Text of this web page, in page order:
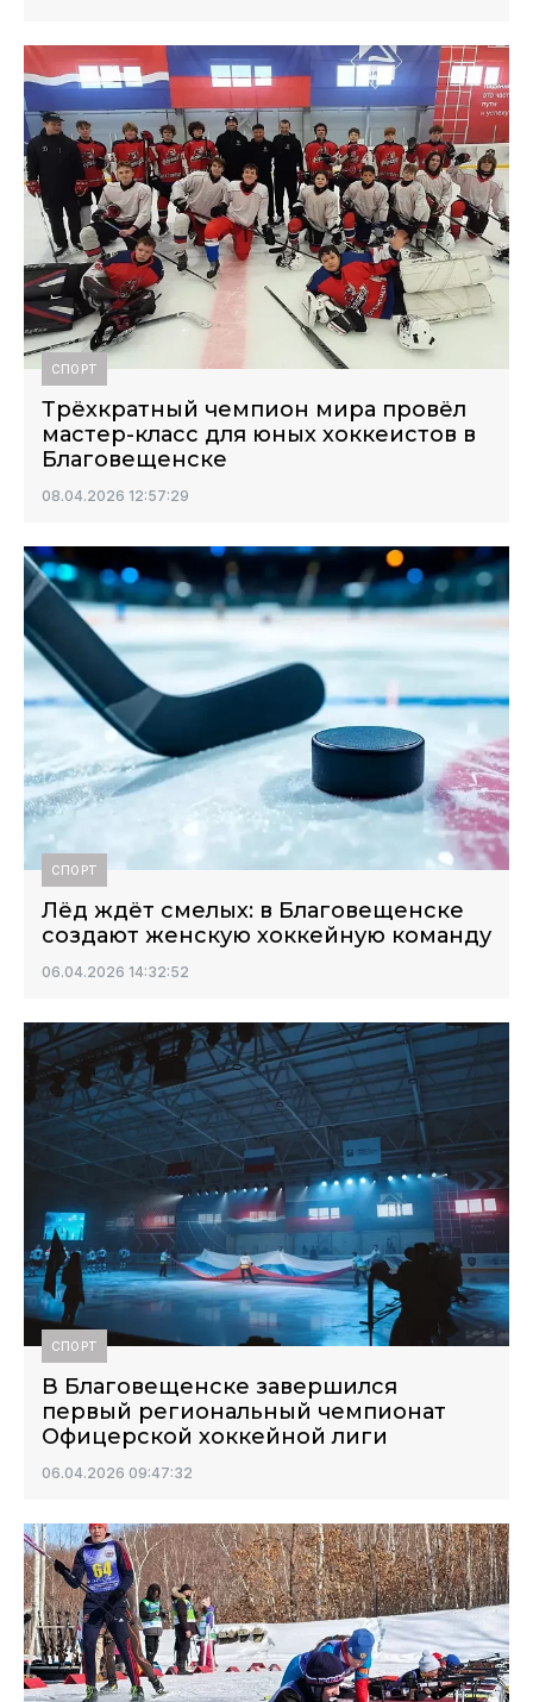
СПОРТ
Трёхкратный чемпион мира провёл
мастер-класс для юных хоккеистов в
Благовещенске
08.04.2026 12:57:29
СПОРТ
Лёд ждёт смелых: в Благовещенске
создают женскую хоккейную команду
06.04.2026 14:32:52
СПОРТ
В Благовещенске завершился
первый региональный чемпионат
Офицерской хоккейной лиги
06.04.2026 09:47:32